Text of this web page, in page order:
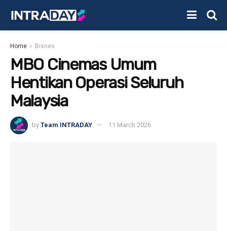
Home Bisnes
MBO Cinemas Umum
Hentikan Operasi Seluruh
Malaysia
by Team INTRADAY 11 March 2026